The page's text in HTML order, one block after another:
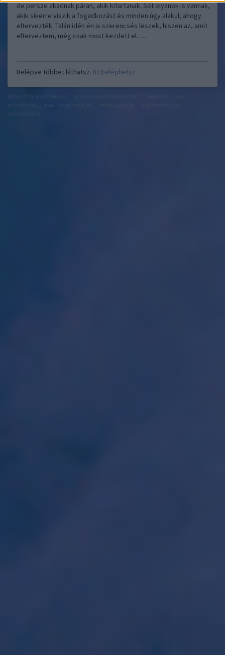
de persze akadnak páran, akik kitartanak. Sőt olyanok is vannak,
akik sikerre viszik a fogadkozást és minden úgy alakul, ahogy
eltervezték. Talán idén én is szerencsés leszek, hiszen az, amit
elterveztem, még csak most kezdett el…..
Belépve többet láthatsz. Itt beléphetsz